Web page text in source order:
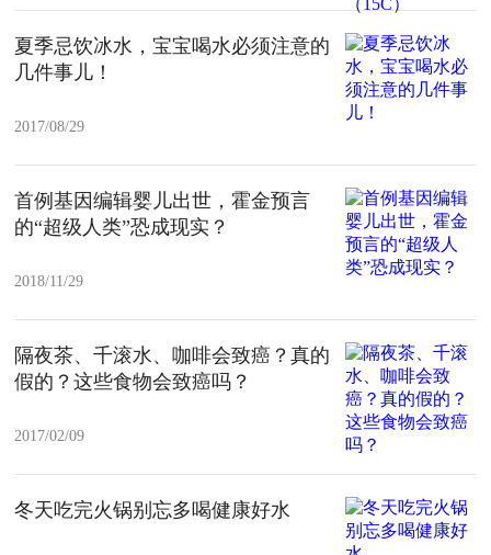
夏季忌饮冰水，宝宝喝水必须注意的
几件事儿！
2017/08/29
首例基因编辑婴儿出世，霍金预言
的“超级人类”恐成现实？
2018/11/29
隔夜茶、千滚水、咖啡会致癌？真的
假的？这些食物会致癌吗？
2017/02/09
冬天吃完火锅别忘多喝健康好水